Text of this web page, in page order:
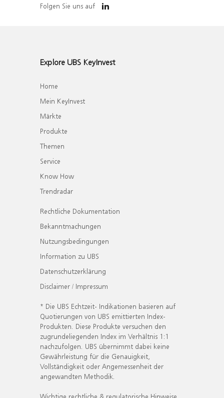
Folgen Sie uns auf
Explore UBS KeyInvest
Home
Mein KeyInvest
Märkte
Produkte
Themen
Service
Know How
Trendradar
Rechtliche Dokumentation
Bekanntmachungen
Nutzungsbedingungen
Information zu UBS
Datenschutzerklärung
Disclaimer / Impressum
* Die UBS Echtzeit- Indikationen basieren auf
Quotierungen von UBS emittierten Index-
Produkten. Diese Produkte versuchen den
zugrundeliegenden Index im Verhältnis 1:1
nachzufolgen. UBS übernimmt dabei keine
Gewährleistung für die Genauigkeit,
Vollständigkeit oder Angemessenheit der
angewandten Methodik.